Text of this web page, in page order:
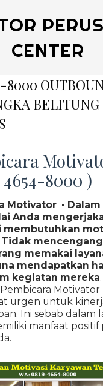
CENTER
8000
4654-8000 )
Motivator -
Anda
membutuhkan
memakai
mendapatkan
kegiatan mereka
urgen untuk
Ini sebab dalam
manfaat positif